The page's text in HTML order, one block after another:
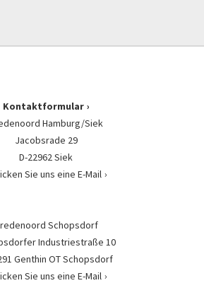
Kontaktformular
Hamburg/Siek
Jacobsrade 29
D-22962 Siek
Sie uns eine E-Mail
Schopsdorf
Industriestraße 10
Genthin OT Schopsdorf
Sie uns eine E-Mail